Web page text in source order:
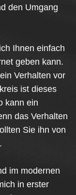
den Umgang
Ihnen einfach
geben kann.
Verhalten vor
ist dieses
kann ein
das Verhalten
Sie ihn von
im modernen
in erster